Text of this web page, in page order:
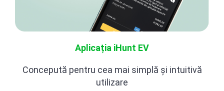
Aplicația iHunt EV
Concepută pentru cea mai simplă şi intuitivă
utilizare